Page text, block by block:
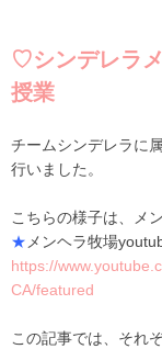
♡シンデレラ
授業
チームシンデレラに
行いました。
こちらの様子は、メ
★ メンヘラ牧場
https://
CA/featured
この記事では、それ